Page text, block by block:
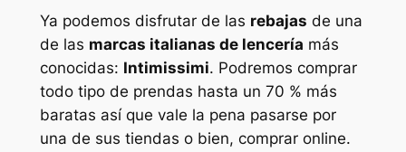
Ya podemos disfrutar de las rebajas de una
de las marcas italianas de lencería más
conocidas: Intimissimi. Podremos comprar
todo tipo de prendas hasta un 70 % más
baratas así que vale la pena pasarse por
una de sus tiendas o bien, comprar online.